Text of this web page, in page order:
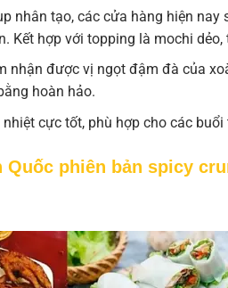
nhân tạo, các cửa hàng hiện
Kết hợp với topping là mochi
nhận được vị ngọt đậm đà của
hoàn hảo.
cực tốt, phù hợp cho các buổi
Quốc phiên bản spicy